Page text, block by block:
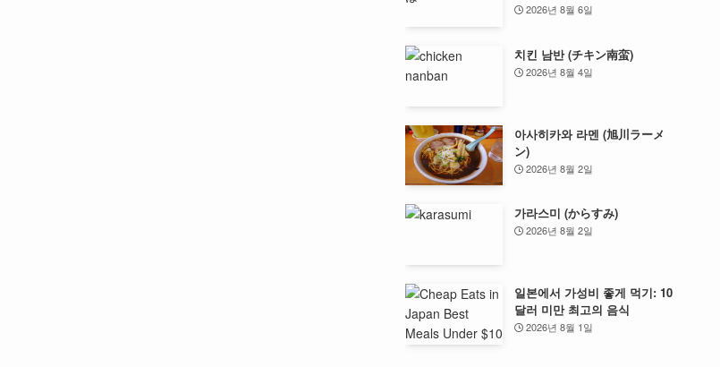
2026년 8월 6일
치킨 남반 (チキン南蛮)
2026년 8월 4일
아사히카와 라멘 (旭川ラーメ
ン)
2026년 8월 2일
가라스미 (からすみ)
2026년 8월 2일
일본에서 가성비 좋게 먹기: 10
달러 미만 최고의 음식
2026년 8월 1일